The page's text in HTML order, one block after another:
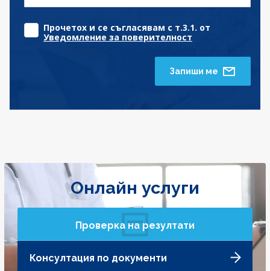
Прочетох и се съгласявам с т.3.1. от
Уведомление за поверителност
Запиши ме
Онлайн услуги
Проверка на резултати
Консултация по документи